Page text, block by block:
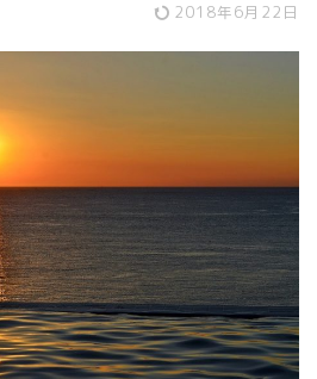
2018年6月22日